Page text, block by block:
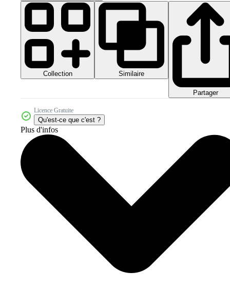
Collection Similaire
Partager
Licence Gratuite
Qu'est-ce que c'est ?
Plus d'infos